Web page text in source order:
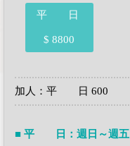
平 日
$ 8800
加人：平 日 600
■ 平 日：週日～週五